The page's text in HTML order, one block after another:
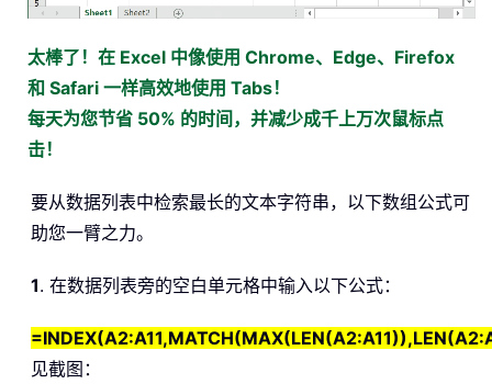
太棒了！在 Excel 中像使用 Chrome、Edge、Firefox
和 Safari 一样高效地使用 Tabs！
每天为您节省 50% 的时间，并减少成千上万次鼠标点
击！
要从数据列表中检索最长的文本字符串，以下数组公式可
助您一臂之力。
1. 在数据列表旁的空白单元格中输入以下公式：
见截图：